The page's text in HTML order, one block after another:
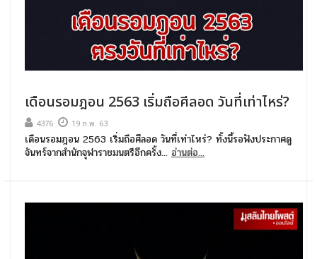
เดือนรอมฎอน 2563 เริ่มถือศีลอด วันที่เท่าไหร่?
4376 19 ก.พ. 63
เดือนรอมฎอน 2563 เริ่มถือศีลอด วันที่เท่าไหร่? ทั้งนี้รอฟังประกาศดู
จันทร์จากสำนักจุฬาราชมนตรีอีกครั้ง... อ่านต่อ...